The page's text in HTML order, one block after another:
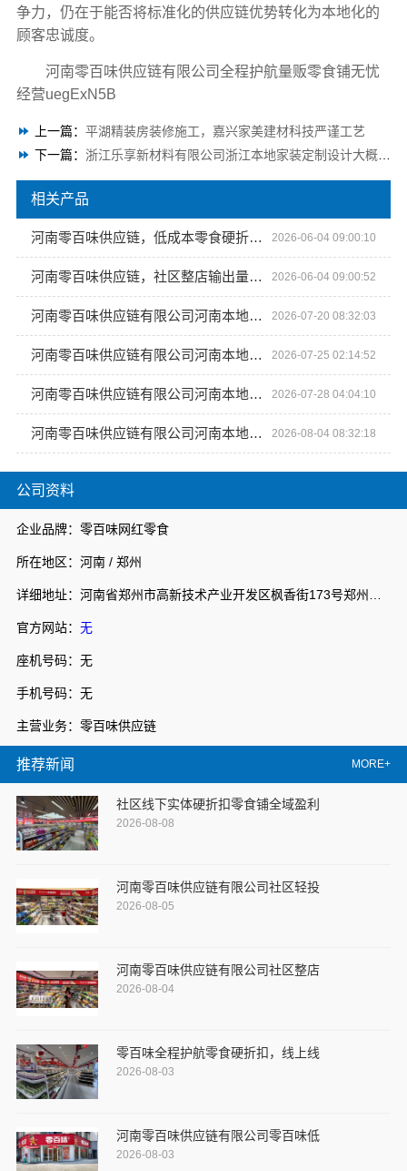
公司资料
企业品牌：零百味网红零食
所在地区：河南 / 郑州
详细地址：河南省郑州市高新技术产业开发区枫香街173号郑州天健湖智联网产业园3号楼7层706室
官方网站： 无
座机号码：无
手机号码：无
主营业务：零百味供应链
推荐新闻 MORE+
社区线下实体硬折扣零食铺全域盈利
2026-08-08
河南零百味供应链有限公司社区轻投
2026-08-05
河南零百味供应链有限公司社区整店
2026-08-04
零百味全程护航零食硬折扣，线上线
2026-08-03
河南零百味供应链有限公司零百味低
2026-08-03
争力，仍在于能否将标准化的供应链优势转化为本地化的
顾客忠诚度。
河南零百味供应链有限公司全程护航量贩零食铺无忧
经营uegExN5B
上一篇： 平湖精装房装修施工，嘉兴家美建材科技严谨工艺
下一篇： 浙江乐享新材料有限公司浙江本地家装定制设计大概报价
相关产品
河南零百味供应链，低成本零食硬折扣适配全场景 2026-06-04 09:00:10
河南零百味供应链，社区整店输出量贩零食适配全场景 2026-06-04 09:00:52
河南零百味供应链有限公司河南本地低成本量贩零食全域盈利 2026-07-20 08:32:03
河南零百味供应链有限公司河南本地低成本量贩零食全域盈利 2026-07-25 02:14:52
河南零百味供应链有限公司河南本地低成本量贩零食全域盈利 2026-07-28 04:04:10
河南零百味供应链有限公司河南本地低成本量贩零食全域盈利 2026-08-04 08:32:18